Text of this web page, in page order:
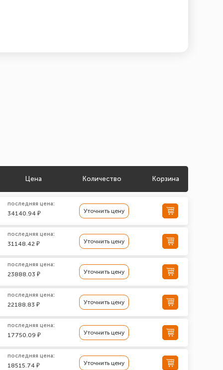
Цена Количество Корзина
последняя цена:
34140.94 ₽ Уточнить цену
последняя цена:
31148.42 ₽ Уточнить цену
последняя цена:
23888.03 ₽ Уточнить цену
последняя цена:
22188.83 ₽ Уточнить цену
последняя цена:
17750.09 ₽ Уточнить цену
последняя цена:
18515.74 ₽ Уточнить цену